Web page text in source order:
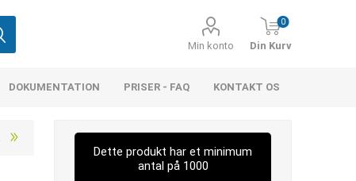
Min konto
0
Din Kurv
DOKUMENTATION PRISER - FAQ KONTAKT OS
Dette produkt har et minimum
antal på 1000